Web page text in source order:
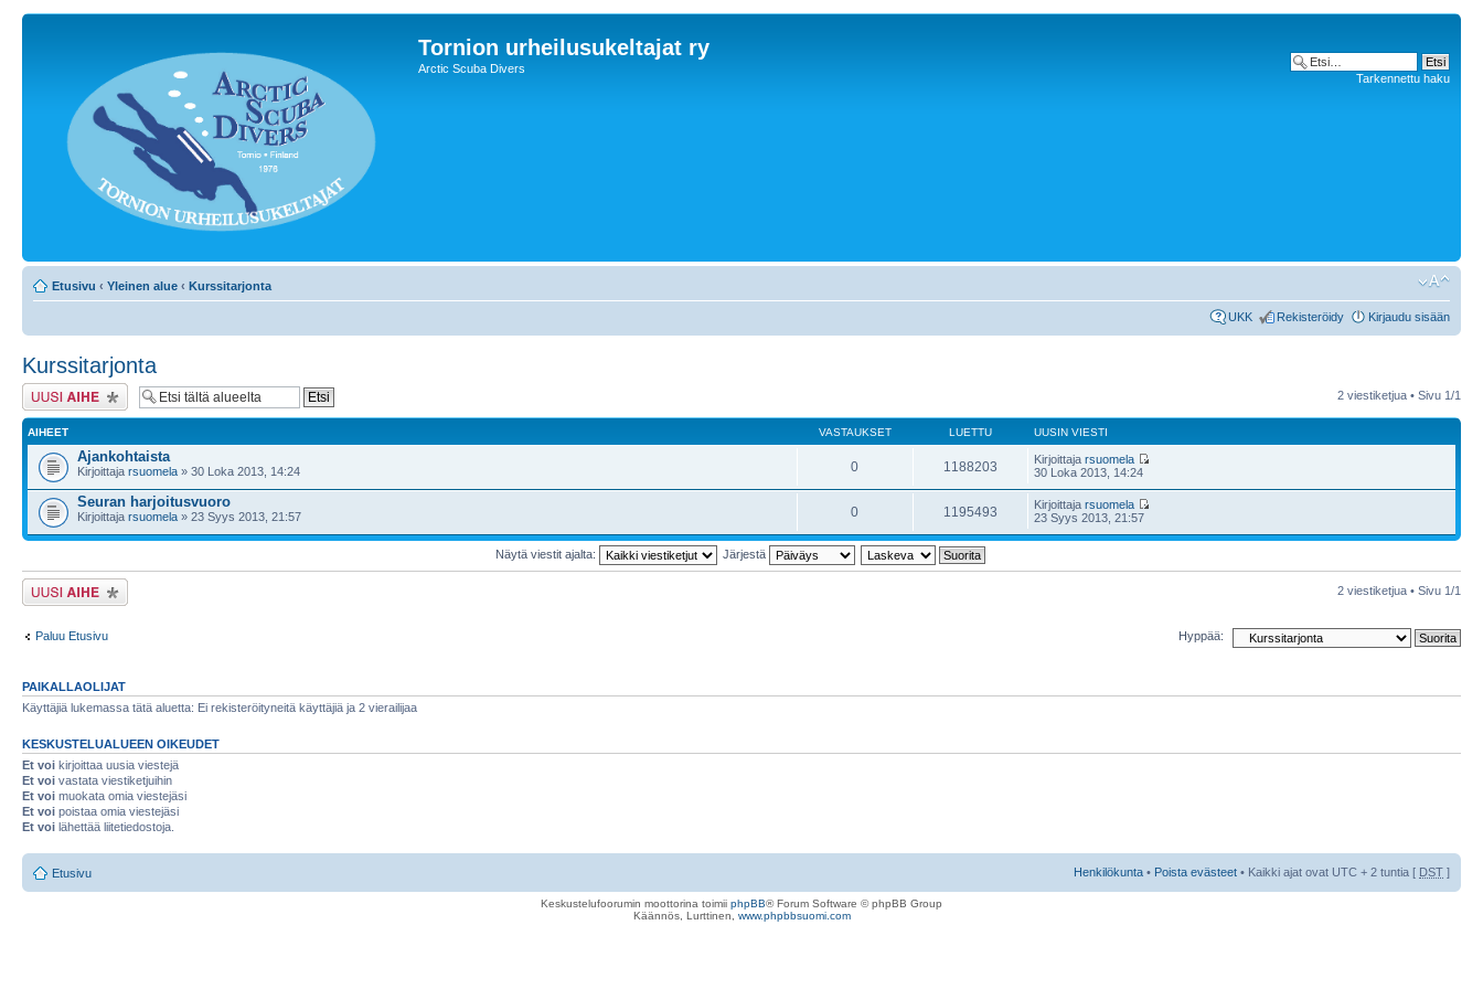
Tornion urheilusukeltajat ry
Arctic Scuba Divers
Tarkennettu haku
Etusivu ‹ Yleinen alue ‹ Kurssitarjonta
UKK Rekisteröidy Kirjaudu sisään
Kurssitarjonta
Lähetä uusi viesti 2 viestiketjua • Sivu 1/1
AIHEET VASTAUKSET LUETTU UUSIN VIESTI
Ajankohtaista
Kirjoittaja rsuomela » 30 Loka 2013, 14:24 0 1188203 Kirjoittajarsuomela
30 Loka 2013, 14:24
Seuran harjoitusvuoro
Kirjoittaja rsuomela » 23 Syys 2013, 21:57 0 1195493 Kirjoittajarsuomela
23 Syys 2013, 21:57
Näytä viestit ajalta: Järjestä
Lähetä uusi viesti 2 viestiketjua • Sivu 1/1
Paluu Etusivu Hyppää:
PAIKALLAOLIJAT
Käyttäjiä lukemassa tätä aluetta: Ei rekisteröityneitä käyttäjiä ja 2 vierailijaa
KESKUSTELUALUEEN OIKEUDET
Et voi kirjoittaa uusia viestejä
Et voi vastata viestiketjuihin
Et voi muokata omia viestejäsi
Et voi poistaa omia viestejäsi
Et voi lähettää liitetiedostoja.
Etusivu Henkilökunta • Poista evästeet • Kaikki ajat ovat UTC + 2 tuntia [ DST ]
Keskustelufoorumin moottorina toimii phpBB® Forum Software © phpBB Group
Käännös, Lurttinen, www.phpbbsuomi.com